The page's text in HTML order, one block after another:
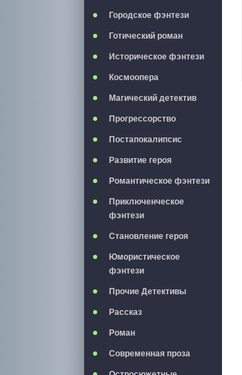
Городское фэнтези
Готический роман
Историческое фэнтези
Космоопера
Магический детектив
Прогрессорство
Постапокалипсис
Развитие героя
Романтическое фэнтези
Приключенческое
фэнтези
Становление героя
Юмористическое
фэнтези
Прочие Детективы
Рассказ
Роман
Современная проза